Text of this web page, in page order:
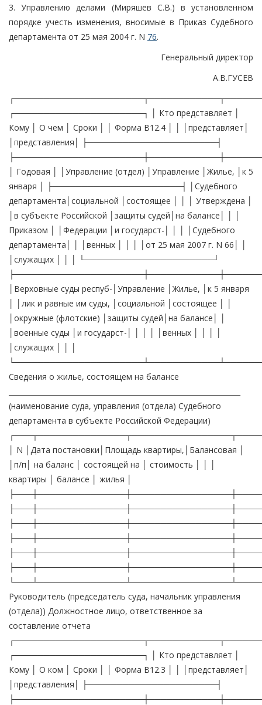
3. Управлению делами (Миряшев С.В.) в установленном
порядке учесть изменения, вносимые в Приказ Судебного
департамента от 25 мая 2004 г. N 76.
Генеральный директор
А.В.ГУСЕВ
┌──────────────────────┐ │ Кто представляет │
Кому │ О чем │ Сроки │ │ Форма В12.4 │ │ │представляет│
│представления│ ├──────────────────────┤
│ Годовая │ │Управление (отдел) │Управление │Жилье, │к 5
января │ ├──────────────────────┤ │Судебного
департамента│социальной │состоящее │ │ │ Утверждена │
│в субъекте Российской │защиты судей│на балансе│ │ │
Приказом │ │Федерации │и государст-│ │ │ │Судебного
департамента│ │ │венных │ │ │ │от 25 мая 2007 г. N 66│ │
│служащих │ │ │ └──────────────────────┘
│Верховные суды респуб-│Управление │Жилье, │к 5 января
│ │лик и равные им суды, │социальной │состоящее │ │
│окружные (флотские) │защиты судей│на балансе│ │
│военные суды │и государст-│ │ │ │ │венных │ │ │ │
│служащих │ │ │
Сведения о жилье, состоящем на балансе
(наименование суда, управления (отдела) Судебного
департамента в субъекте Российской Федерации)
│ N │Дата постановки│Площадь квартиры,│Балансовая │
│п/п│ на баланс │ состоящей на │ стоимость │ │ │
квартиры │ балансе │ жилья │
Руководитель (председатель суда, начальник управления
(отдела)) Должностное лицо, ответственное за
составление отчета
┌──────────────────────┐ │ Кто представляет │
Кому │ О ком │ Сроки │ │ Форма В12.3 │ │ │представляет│
│представления│ ├──────────────────────┤